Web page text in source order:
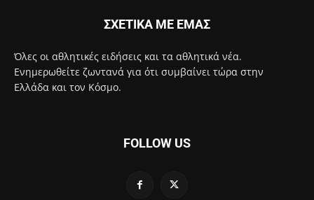
ΣΧΕΤΙΚΑ ΜΕ ΕΜΑΣ
Όλες οι αθλητικές ειδήσεις και τα αθλητικά νέα.
Ενημερωθείτε ζωντανά για ότι συμβαίνει τώρα στην
Ελλάδα και τον Κόσμο.
FOLLOW US